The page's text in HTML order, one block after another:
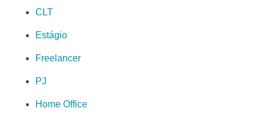
CLT
Estágio
Freelancer
PJ
Home Office